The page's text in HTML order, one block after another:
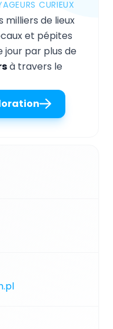
CURIEUX
milliers de lieux
et pépites
jour par plus de
à travers le